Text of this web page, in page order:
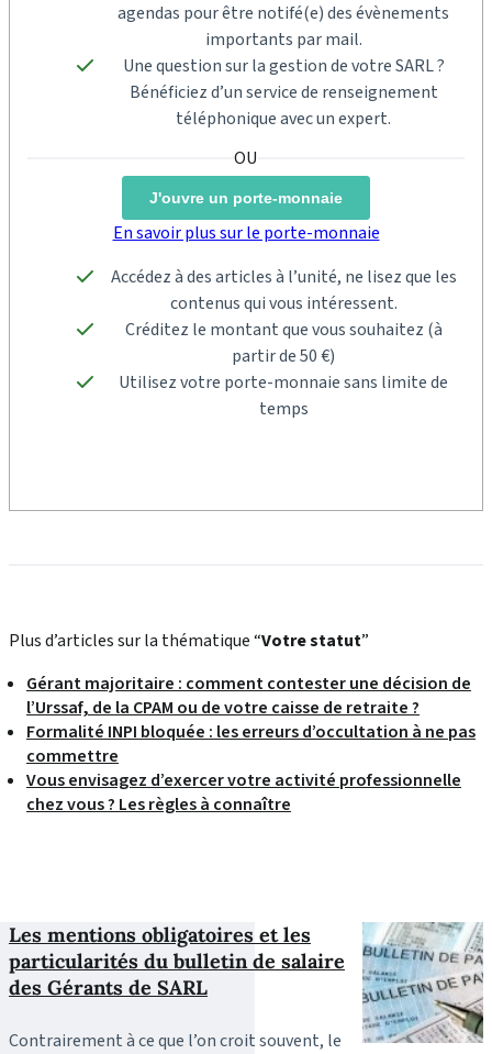
agendas pour être notifé(e) des évènements
importants par mail.
Une question sur la gestion de votre SARL ?
Bénéficiez d’un service de renseignement
téléphonique avec un expert.
J'ouvre un porte-monnaie
En savoir plus sur le porte-monnaie
Accédez à des articles à l’unité, ne lisez que les
contenus qui vous intéressent.
Créditez le montant que vous souhaitez (à
partir de 50 €)
Utilisez votre porte-monnaie sans limite de
temps
Plus d’articles sur la thématique “Votre statut”
Gérant majoritaire : comment contester une décision de
l’Urssaf, de la CPAM ou de votre caisse de retraite ?
Formalité INPI bloquée : les erreurs d’occultation à ne pas
commettre
Vous envisagez d’exercer votre activité professionnelle
chez vous ? Les règles à connaître
Les mentions obligatoires et les
particularités du bulletin de salaire
des Gérants de SARL
Contrairement à ce que l’on croit souvent, le